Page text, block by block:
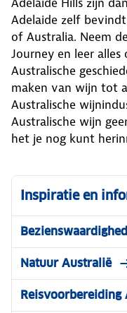
Adelaide zelf
of Australia. Neem
Journey en leer
Australische
maken van wijn tot
Australische
Australische wijn
het je nog kunt
Inspiratie en
Natuur Australië
Reisvoorbereiding